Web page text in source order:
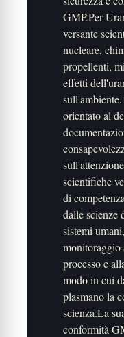
GMP.Per
versante
nucleare,
propellenti,
effetti
orientato al
scientifiche
di
dalle scienze
sistemi
monitoraggio
processo e
modo in cui
plasmano la
scienza.La
conformità